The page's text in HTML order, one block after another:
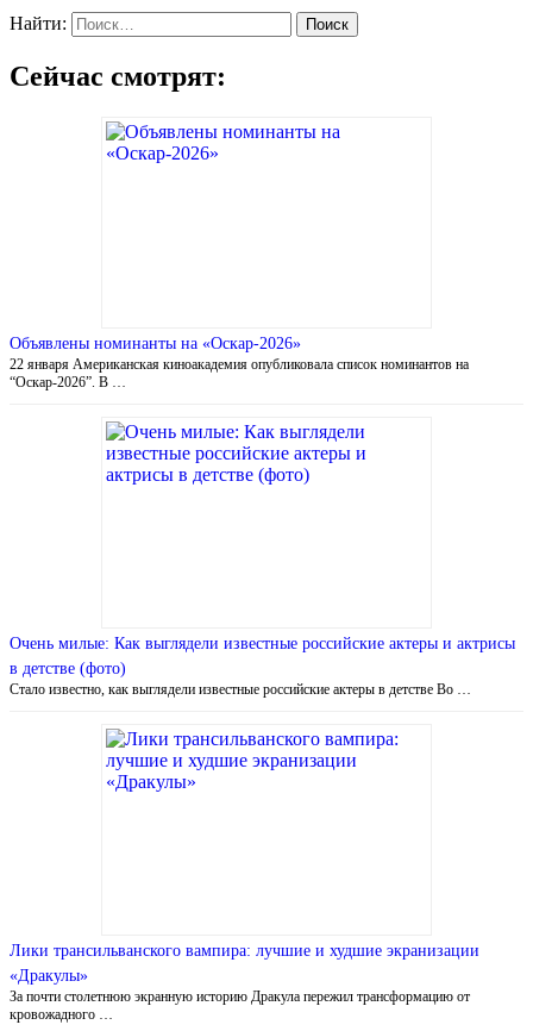
Найти:
Сейчас смотрят:
Объявлены номинанты на «Оскар-2026»
22 января Американская киноакадемия опубликовала список номинантов на
“Оскар-2026”. В …
Очень милые: Как выглядели известные российские актеры и актрисы
в детстве (фото)
Стало известно, как выглядели известные российские актеры в детстве Во …
Лики трансильванского вампира: лучшие и худшие экранизации
«Дракулы»
За почти столетнюю экранную историю Дракула пережил трансформацию от
кровожадного …